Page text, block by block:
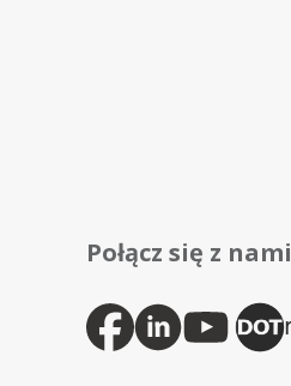
Połącz się z nami